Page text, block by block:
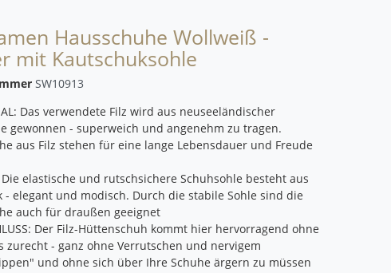
Hausschuhe Wollweiß -
mit Kautschuksohle
SW10913
Das verwendete Filz wird aus neuseeländischer
gewonnen - superweich und angenehm zu tragen.
aus Filz stehen für eine lange Lebensdauer und Freude
Die elastische und rutschsichere Schuhsohle besteht aus
- elegant und modisch. Durch die stabile Sohle sind die
auch für draußen geeignet
Der Filz-Hüttenschuh kommt hier hervorragend ohne
zurecht - ganz ohne Verrutschen und nervigem
und ohne sich über Ihre Schuhe ärgern zu müssen